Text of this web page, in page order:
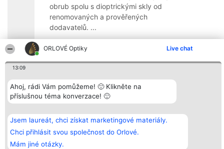
ORLOVÉ Optiky Live chat
13:09
Ahoj, rádi Vám pomůžeme! 🙂 Klikněte na
příslušnou téma konverzace! 🙂
Jsem laureát, chci získat marketingové materiály.
Chci přihlásit svou společnost do Orlové.
Mám jiné otázky.
obrub spolu s dioptrickými skly od
renomovaných a prověřených
dodavatelů. ...
8.7
Organizátor hlasování
Bright Side Solutions sp. z o.
o. sp. k.
ul. Ruska 22
KRS 0000749100 | Regon
381313360 | NIP 8943132676
Plebiscyt
Vítězové
Seznam všech
laureátů
Pravidla
ochrany
Kontakt